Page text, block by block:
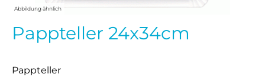
Abbildung ähnlich
Pappteller 24x34cm
Pappteller